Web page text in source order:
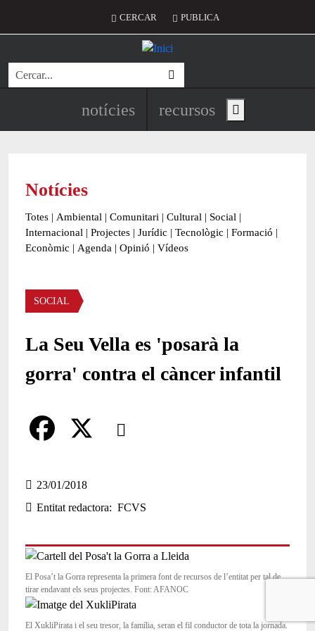
Menú del compte d'usuari
CERCAR PUBLICA
Cerca
Navegació principal de
notícies recursos Show main menu
Notícies
Totes | Ambiental | Comunitari | Cultural | Social |
Internacional | Projectes | Jurídic | Tecnològic | Formació |
Econòmic | Agenda | Opinió | Vídeos
Àmbit de la notícia
SOCIAL
La Seu Vella es 'posarà la
gorra' contra el càncer infantil
Comparteix
a
c
b
o
o
23/01/2018
Entitat redactora
FCVS
El Posa’t la Gorra representa la primera font de recursos de l’entitat per tal de
tirar endavant els seus projectes. Font: AFANOC
El XukliPirata i el seu tresor, la família, seran el fil conductor de tota la jornada.